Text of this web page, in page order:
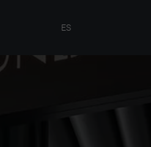
ES